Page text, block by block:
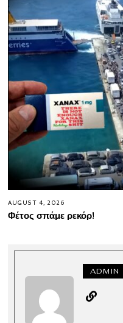
AUGUST 4, 2026
Φέτος σπάμε ρεκόρ!
ADMIN